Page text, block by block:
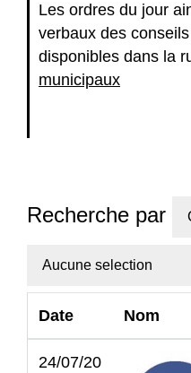
Les ordres du jour
verbaux des
disponibles dans la
municipaux
Recherche par
Aucune selection
Date Nom
24/07/20